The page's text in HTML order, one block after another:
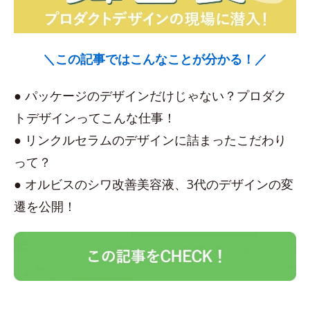
＼この記事ではこんなことが分かる！／
● パッケージのデザインだけじゃない？プロダク
トデザインってこんな仕事！
● リンクルセラムのデザインに詰まったこだわり
って？
● オルビスのシワ改善美容液、3代のデザインの変
遷を公開！